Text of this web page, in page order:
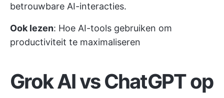
betrouwbare AI-interacties.
Ook lezen: Hoe AI-tools gebruiken om
productiviteit te maximaliseren
Grok AI vs ChatGPT op